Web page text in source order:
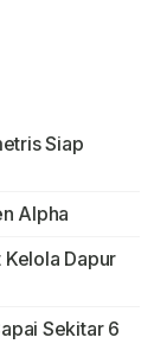
Siap
Alpha
Dapur
Sekitar 6